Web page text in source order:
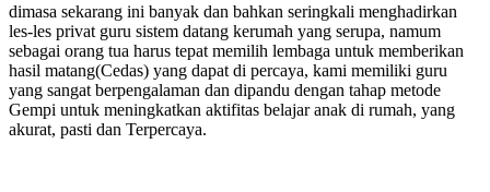
dimasa sekarang ini banyak dan bahkan seringkali menghadirkan
les-les privat guru sistem datang kerumah yang serupa, namum
sebagai orang tua harus tepat memilih lembaga untuk memberikan
hasil matang(Cedas) yang dapat di percaya, kami memiliki guru
yang sangat berpengalaman dan dipandu dengan tahap metode
Gempi untuk meningkatkan aktifitas belajar anak di rumah, yang
akurat, pasti dan Terpercaya.